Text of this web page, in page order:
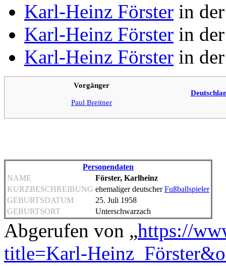
Karl-Heinz Förster in
Karl-Heinz Förster in
Karl-Heinz Förster in
Vorgänger
Paul Breitner
Personendaten
NAME
Förster, Karlheinz
KURZBESCHREIBUNG ehemaliger deutscherFußballspieler
GEBURTSDATUM
25. Juli 1958
GEBURTSORT
Unterschwarzach
Abgerufen von „https://
title=Karl-